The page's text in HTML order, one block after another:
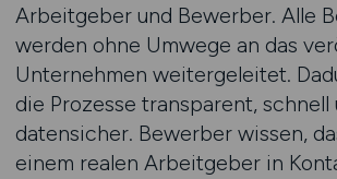
Arbeitgeber und Bewerber. Alle
werden ohne Umwege an das
Unternehmen weitergeleitet.
die Prozesse transparent, schnell
datensicher. Bewerber wissen,
einem realen Arbeitgeber in